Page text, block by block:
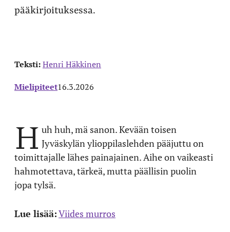
pääkirjoituksessa.
Teksti:Henri Häkkinen
Mielipiteet16.3.2026
H uh huh, mä sanon. Kevään toisen
Jyväskylän ylioppilaslehden pääjuttu on
toimittajalle lähes painajainen. Aihe on vaikeasti
hahmotettava, tärkeä, mutta päällisin puolin
jopa tylsä.
Lue lisää:Viides murros